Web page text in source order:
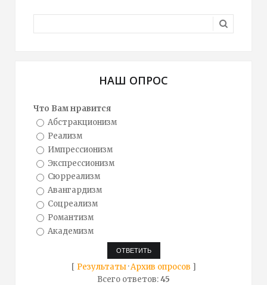
НАШ ОПРОС
Что Вам нравится
Абстракционизм
Реализм
Импрессионизм
Экспрессионизм
Сюрреализм
Авангардизм
Соцреализм
Романтизм
Академизм
[ Результаты·Архив опросов ]
Всего ответов:45